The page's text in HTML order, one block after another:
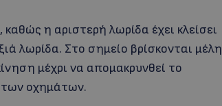
η αριστερή λωρίδα έχει κλείσει
λωρίδα. Στο σημείο βρίσκονται μέλη
μέχρι να απομακρυνθεί το
των οχημάτων.